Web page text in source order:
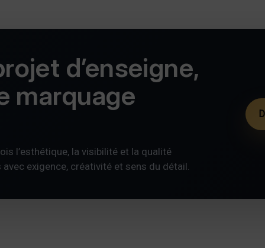
d’enseigne,
marquage
l’esthétique, la visibilité et la qualité
exigence, créativité et sens du détail.